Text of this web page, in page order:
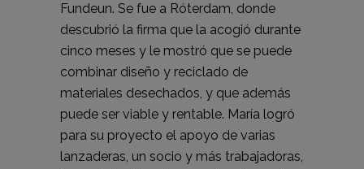
Fundeun. Se fue a Róterdam, donde
descubrió la firma que la acogió durante
cinco meses y le mostró que se puede
combinar diseño y reciclado de
materiales desechados, y que además
puede ser viable y rentable. María logró
para su proyecto el apoyo de varias
lanzaderas, un socio y más trabajadoras,